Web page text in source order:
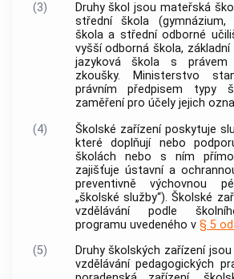
(3)
Druhy škol jsou mateřská
střední škola
škola a střední odborné
vyšší odborná škola,
jazyková škola s právem
zkoušky. Ministerstvo
právním předpisem typy
zaměření pro účely jejich
(4)
Školské zařízení poskytuje
které doplňují nebo
školách nebo s ním
zajišťuje ústavní a
preventivně výchovnou
„školské služby“). Školské
vzdělávání podle
programu uvedeného v § 5
(5)
Druhy školských zařízení
vzdělávání pedagogických